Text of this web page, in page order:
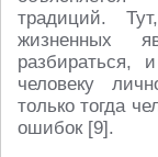
традиций.
жизненных
разбираться,
человеку
только тогда
ошибок [9].